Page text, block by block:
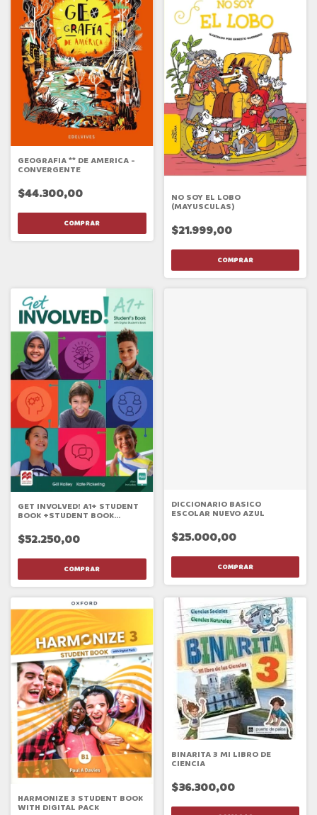
GEOGRAFIA ** DE AMERICA -
CONVERGENTE
$44.300,00 NO SOY EL LOBO
(MAYUSCULAS)
$21.999,00
GET INVOLVED! A1+ STUDENT
BOOK +STUDENT BOOK
$52.250,00
DICCIONARIO BASICO
ESCOLAR NUEVO AZUL
$25.000,00
HARMONIZE 3 STUDENT BOOK
WITH DIGITAL PACK
BINARITA 3 MI LIBRO DE
CIENCIA
$36.300,00